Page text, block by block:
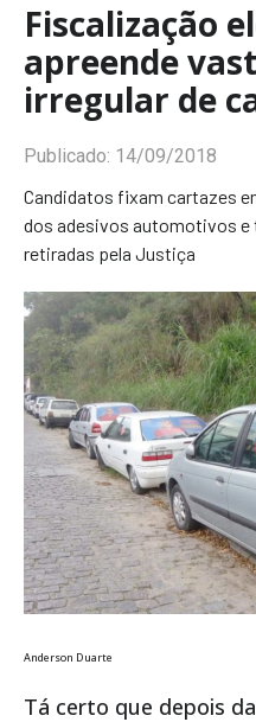
Fiscalização
apreende
irregular de
Publicado: 14/09/2018
Candidatos fixam cartazes
dos adesivos automotivos e
retiradas pela Justiça
Anderson Duarte
Tá certo que depois